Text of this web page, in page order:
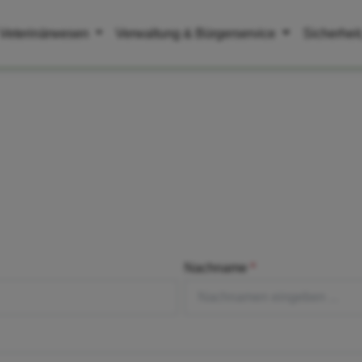
Verwaltung & Bürgerservice
Nachname